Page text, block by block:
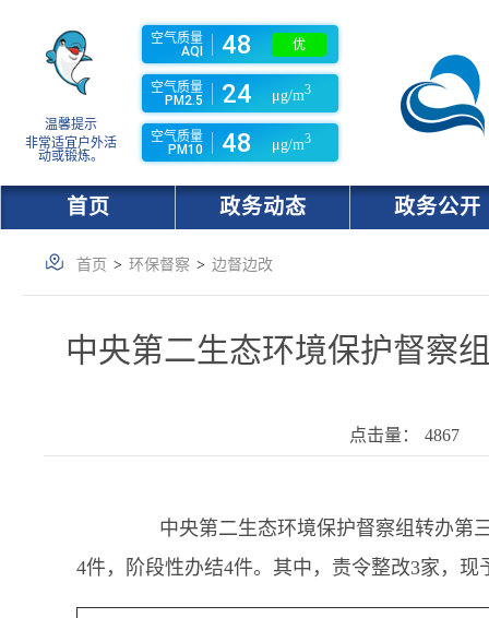
温馨提示
非常适宜户外活
动或锻炼。
空气质量
AQI
48 优
空气质量
PM2.5
24 μg/m3
空气质量
PM10
48 μg/m3
首页 政务动态 政务公开
首页 > 环保督察 > 边督边改
中央第二生态环境保护督察
点击量： 4867
中央第二生态环境保护督察组转办第三
4件，阶段性办结4件。其中，责令整改3家，现